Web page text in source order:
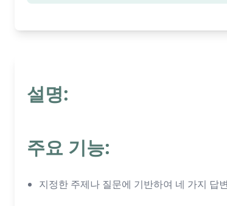
설명:
주요 기능:
지정한 주제나 질문에 기반하여 네 가지 답